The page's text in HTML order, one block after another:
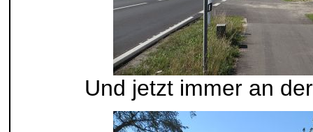
Und jetzt immer an